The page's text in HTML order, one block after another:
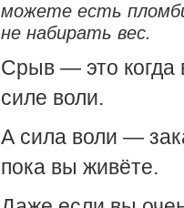
можете есть
не набирать вес.
Срыв — это когда
силе воли.
А сила воли —
пока вы живёте.